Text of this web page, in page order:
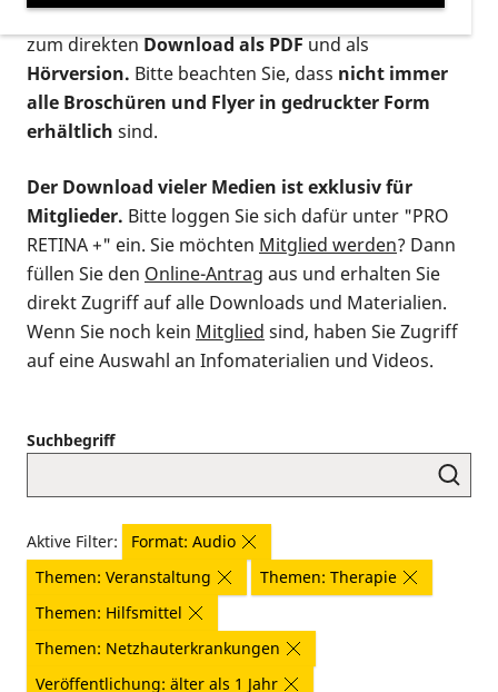
postalischen Bestellung als gedruckte Variante
zum direktenDownload als PDFund als
Hörversion. Bitte beachten Sie, dass nicht immer
alle Broschüren und Flyer in gedruckter Form
erhältlich sind.
Der Download vieler Medien ist exklusiv für
Mitglieder. Bitte loggen Sie sich dafür unter "PRO
RETINA +" ein. Sie möchten Mitglied werden? Dann
füllen Sie den Online-Antrag aus und erhalten Sie
direkt Zugriff auf alle Downloads und Materialien.
Wenn Sie noch kein Mitglied sind, haben Sie Zugriff
auf eine Auswahl an Infomaterialien und Videos.
Suchbegriff
Aktive Filter:
Format: Audio
Themen: Veranstaltung
Themen: Therapie
Themen: Hilfsmittel
Themen: Netzhauterkrankungen
Veröffentlichung: älter als 1 Jahr